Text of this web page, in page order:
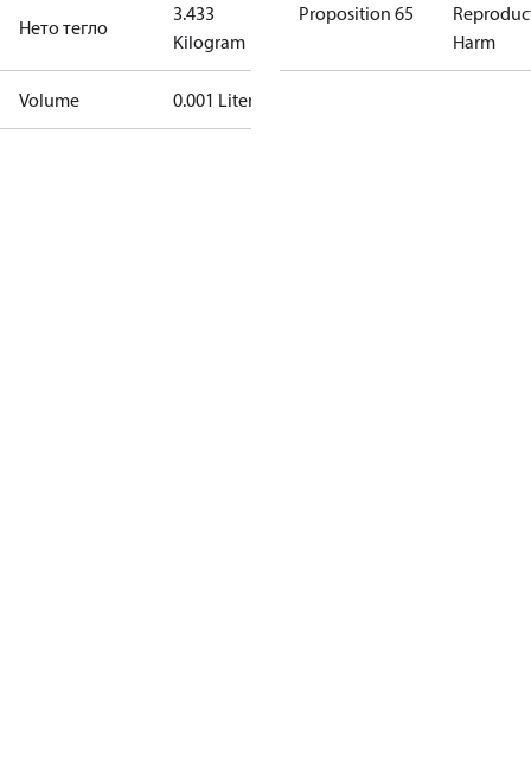
Нето тегло
3.433
Kilogram
Volume 0.001 Liter
Proposition 65
Harm